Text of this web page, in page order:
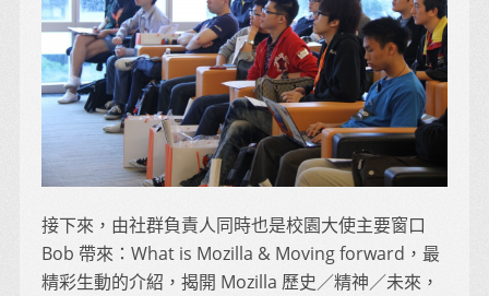
接下來，由社群負責人同時也是校園大使主要窗口
Bob 帶來：What is Mozilla & Moving forward，最
精彩生動的介紹，揭開 Mozilla 歷史／精神／未來，